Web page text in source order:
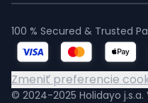
© 2024-2025 Holidayo
100 % Secured & Trusted
Zmeniť preferencie